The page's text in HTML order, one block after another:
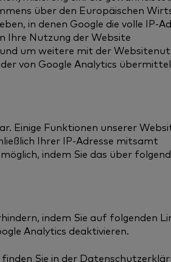
über den Europäischen
in denen Google die volle IP-
Ihre Nutzung der Website
um weitere mit der
von Google Analytics
Einige Funktionen unserer
Ihrer IP-Adresse mitsamt
indem Sie das über
indem Sie auf folgenden
Analytics deaktivieren.
Sie in der